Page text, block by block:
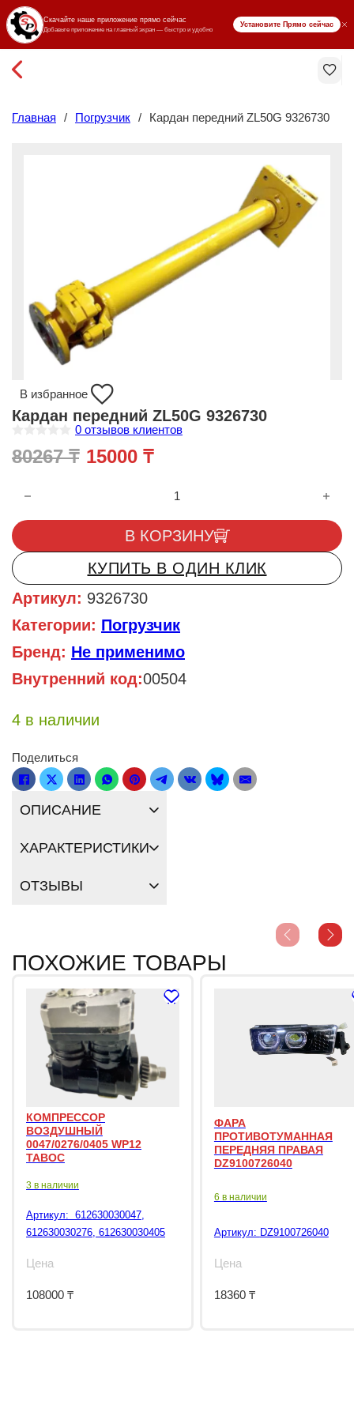
₸ KZT
Главная / Погрузчик / Кардан передний ZL50G 9326730
В избранное
Кардан передний ZL50G 9326730
ц
е
и
з
5
0 отзывов клиентов
80267₸ Первоначальная цена
15000 ₸Текущая цена: 15000
Количество товара Кардан передний ZL50G 9326730
В КОРЗИНУ
КУПИТЬ В ОДИН КЛИК
Артикул: 9326730
Категории: Погрузчик
Бренд: Не применимо
Внутренний код:00504
4 в наличии
Поделиться
ОПИСАНИЕ
ХАРАКТЕРИСТИКИ
ОТЗЫВЫ
ПОХОЖИЕ ТОВАРЫ
КОМПРЕССОР
ВОЗДУШНЫЙ
0047/0276/0405 WP12
TABOC
3 в наличии
Артикул: 612630030047,
612630030276, 612630030405
Цена
108000 ₸
ФАРА
ПРОТИВОТУМАННАЯ
ПЕРЕДНЯЯ ПРАВАЯ
DZ9100726040
6 в наличии
Артикул: DZ9100726040
Цена
18360 ₸